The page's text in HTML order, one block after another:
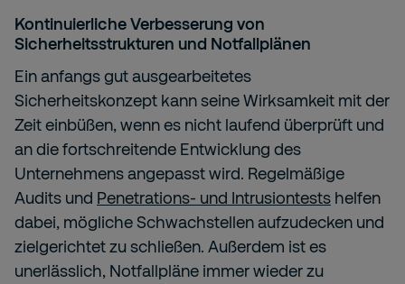
Kontinuierliche Verbesserung von
Sicherheitsstrukturen und Notfallplänen
Ein anfangs gut ausgearbeitetes
Sicherheitskonzept kann seine Wirksamkeit mit der
Zeit einbüßen, wenn es nicht laufend überprüft und
an die fortschreitende Entwicklung des
Unternehmens angepasst wird. Regelmäßige
Audits und Penetrations- und Intrusiontests helfen
dabei, mögliche Schwachstellen aufzudecken und
zielgerichtet zu schließen. Außerdem ist es
unerlässlich, Notfallpläne immer wieder zu